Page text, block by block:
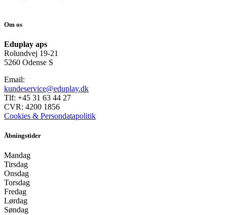
Om os
Eduplay aps
Rolundvej 19-21
5260 Odense S
Email:
kundeservice@eduplay.dk
Tlf: +45 31 63 44 27
CVR: 4200 1856
Cookies & Persondatapolitik
Åbningstider
Mandag
Tirsdag
Onsdag
Torsdag
Fredag
Lørdag
Søndag